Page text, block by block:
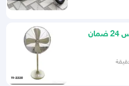
مروحة عمود باكستاني مقاس 24 ضمان